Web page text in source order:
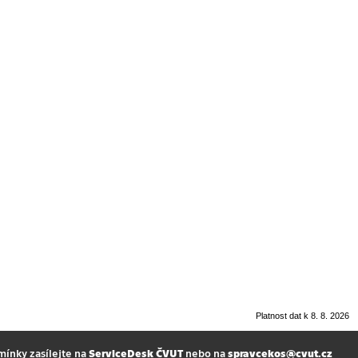
Platnost dat k 8. 8. 2026
zasílejte naServiceDesk ČVUTnebo naspravcekos@cvut.cz